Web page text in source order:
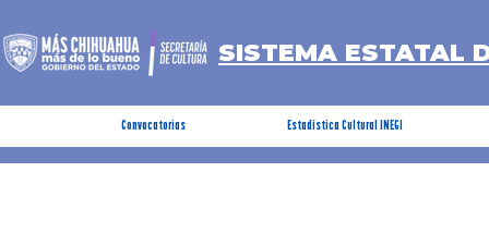
SISTEMA ESTATAL
Convocatorias Estadística Cultural INEGI